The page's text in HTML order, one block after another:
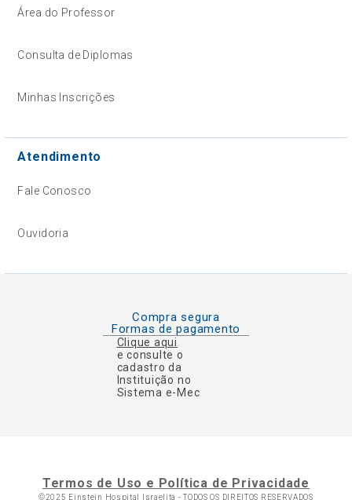
Área do Professor
Consulta de Diplomas
Minhas Inscrições
Atendimento
Fale Conosco
Ouvidoria
Compra segura
Formas de pagamento
Clique aqui
e consulte o
cadastro da
Instituição no
Sistema e-Mec
Termos de Uso e Política de Privacidade
©2025 Einstein Hospital Israelita -TODOS OS DIREITOS RESERVADOS